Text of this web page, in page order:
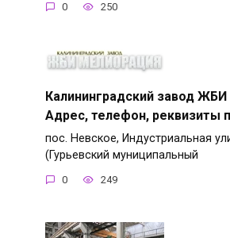
0 250
Калининградский завод
Адрес, телефон, реквизиты
пос. Невское, Индустриальная
(Гурьевский муниципальный
0 249